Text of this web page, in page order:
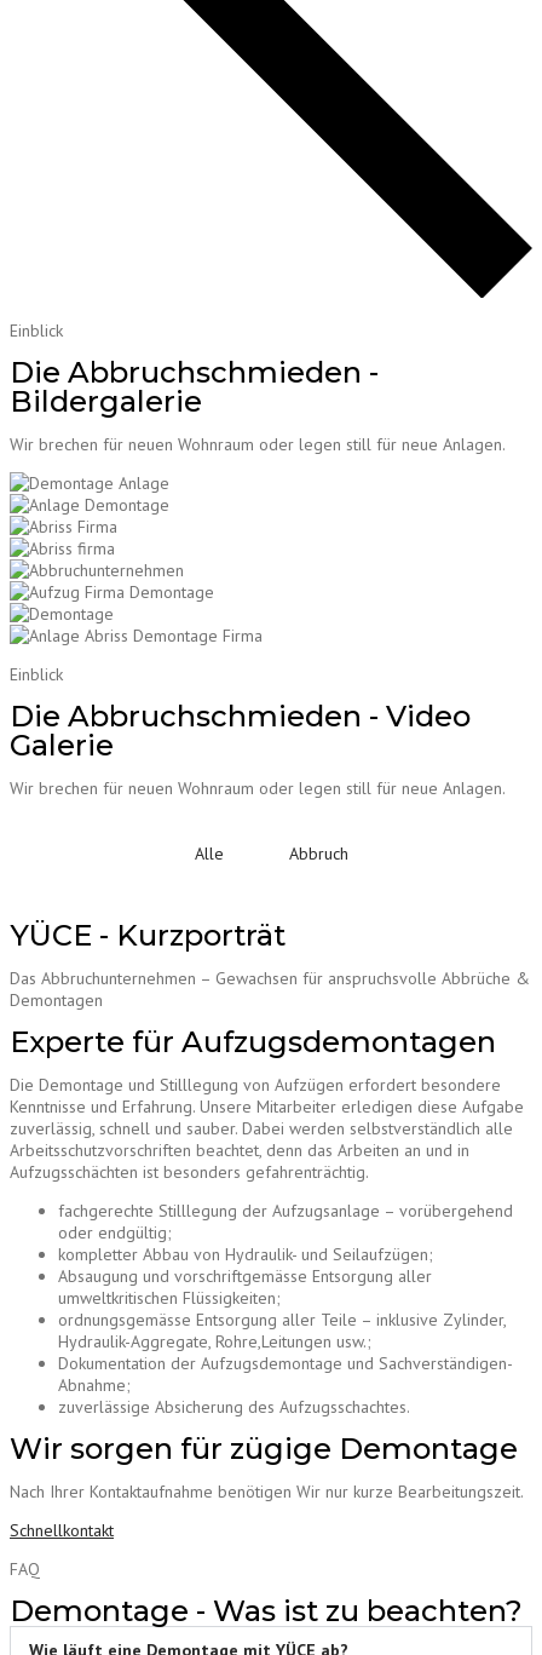
Einblick
Die Abbruchschmieden -
Bildergalerie
Wir brechen für neuen Wohnraum oder legen still für neue Anlagen.
Einblick
Die Abbruchschmieden - Video
Galerie
Wir brechen für neuen Wohnraum oder legen still für neue Anlagen.
Alle Abbruch
YÜCE - Kurzporträt
Das Abbruchunternehmen – Gewachsen für anspruchsvolle Abbrüche &
Demontagen
Experte für Aufzugsdemontagen
Die Demontage und Stilllegung von Aufzügen erfordert besondere
Kenntnisse und Erfahrung. Unsere Mitarbeiter erledigen diese Aufgabe
zuverlässig, schnell und sauber. Dabei werden selbstverständlich alle
Arbeitsschutzvorschriften beachtet, denn das Arbeiten an und in
Aufzugsschächten ist besonders gefahrenträchtig.
fachgerechte Stilllegung der Aufzugsanlage – vorübergehend
oder endgültig;
kompletter Abbau von Hydraulik- und Seilaufzügen;
Absaugung und vorschriftgemässe Entsorgung aller
umweltkritischen Flüssigkeiten;
ordnungsgemässe Entsorgung aller Teile – inklusive Zylinder,
Hydraulik-Aggregate, Rohre,Leitungen usw.;
Dokumentation der Aufzugsdemontage und Sachverständigen-
Abnahme;
zuverlässige Absicherung des Aufzugsschachtes.
Wir sorgen für zügige Demontage
Nach Ihrer Kontaktaufnahme benötigen Wir nur kurze Bearbeitungszeit.
Schnellkontakt
FAQ
Demontage - Was ist zu beachten?
Wie läuft eine Demontage mit YÜCE ab?